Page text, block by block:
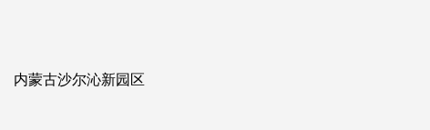
内蒙古沙尔沁新园区